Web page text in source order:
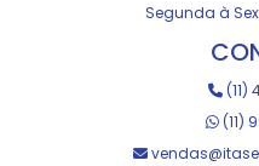
Segunda à
(11)
(11)